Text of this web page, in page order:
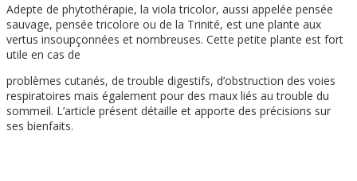
Adepte de phytothérapie, la viola tricolor, aussi appelée pensée
sauvage, pensée tricolore ou de la Trinité, est une plante aux
vertus insoupçonnées et nombreuses. Cette petite plante est fort
utile en cas de
problèmes cutanés, de trouble digestifs, d’obstruction des voies
respiratoires mais également pour des maux liés au trouble du
sommeil. L’article présent détaille et apporte des précisions sur
ses bienfaits.